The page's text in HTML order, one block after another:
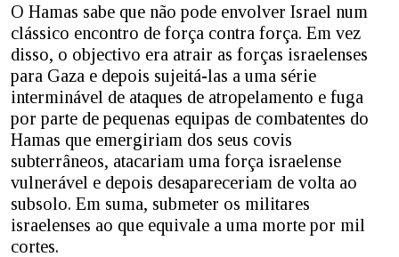
O Hamas sabe que não pode envolver Israel num
clássico encontro de força contra força. Em vez
disso, o objectivo era atrair as forças israelenses
para Gaza e depois sujeitá-las a uma série
interminável de ataques de atropelamento e fuga
por parte de pequenas equipas de combatentes do
Hamas que emergiriam dos seus covis
subterrâneos, atacariam uma força israelense
vulnerável e depois desapareceriam de volta ao
subsolo. Em suma, submeter os militares
israelenses ao que equivale a uma morte por mil
cortes.